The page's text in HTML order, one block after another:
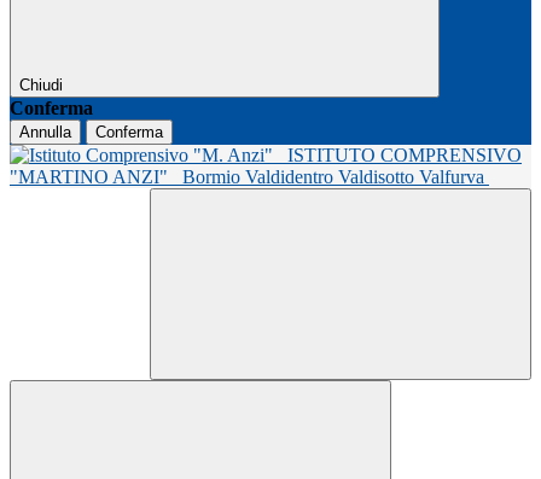
Chiudi
Conferma
Annulla Conferma
ISTITUTO COMPRENSIVO
"MARTINO ANZI"
Bormio Valdidentro Valdisotto Valfurva